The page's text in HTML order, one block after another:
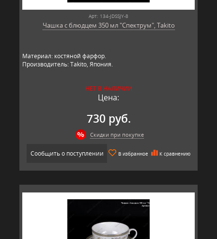
Арт: 134-JDSSJY-8
Чашка с блюдцем 350 мл "Спектрум", Takito
Материал: костяной фарфор.
Производитель: Takito, Япония.
НЕТ В НАЛИЧИИ
Цена:
730 руб.
Скидки при покупке
Сообщить о поступлении В избранное К сравнению